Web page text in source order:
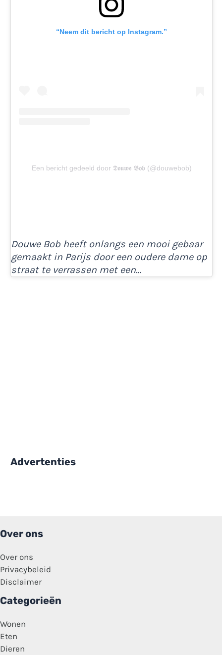
“Neem dit bericht op Instagram.”
Een bericht gedeeld door 𝕯𝖔𝖚𝖜𝖊 𝕭𝖔𝖇 (@douwebob)
Douwe Bob heeft onlangs een mooi gebaar
gemaakt in Parijs door een oudere dame op
straat te verrassen met een…
Advertenties
Over ons
Over ons
Privacybeleid
Disclaimer
Categorieën
Wonen
Eten
Dieren